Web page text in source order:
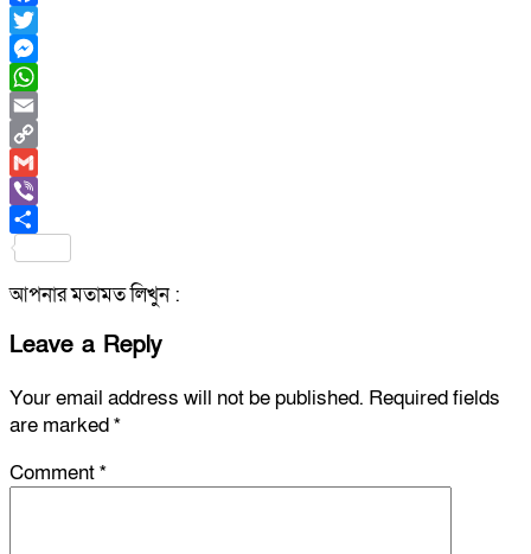
Facebook
Twitter
Messenger
WhatsApp
Email
Copy
Link
Gmail
Viber
আপনার মতামত লিখুন :
Leave a Reply
Your email address will not be published. Required fields
are marked*
Comment*